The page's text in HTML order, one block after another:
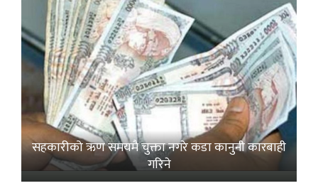
सहकारीको ऋण समयमै चुक्ता नगरे कडा कानुनी कारबाही
गरिने